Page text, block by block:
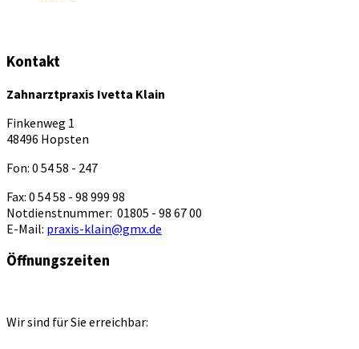
Kontakt
Zahnarztpraxis Ivetta Klain
Finkenweg 1
48496 Hopsten
Fon: 0 54 58 - 247
Fax: 0 54 58 - 98 999 98
Notdienstnummer: 01805 - 98 67 00
E-Mail: praxis-klain@gmx.de
Öffnungszeiten
Wir sind für Sie erreichbar: